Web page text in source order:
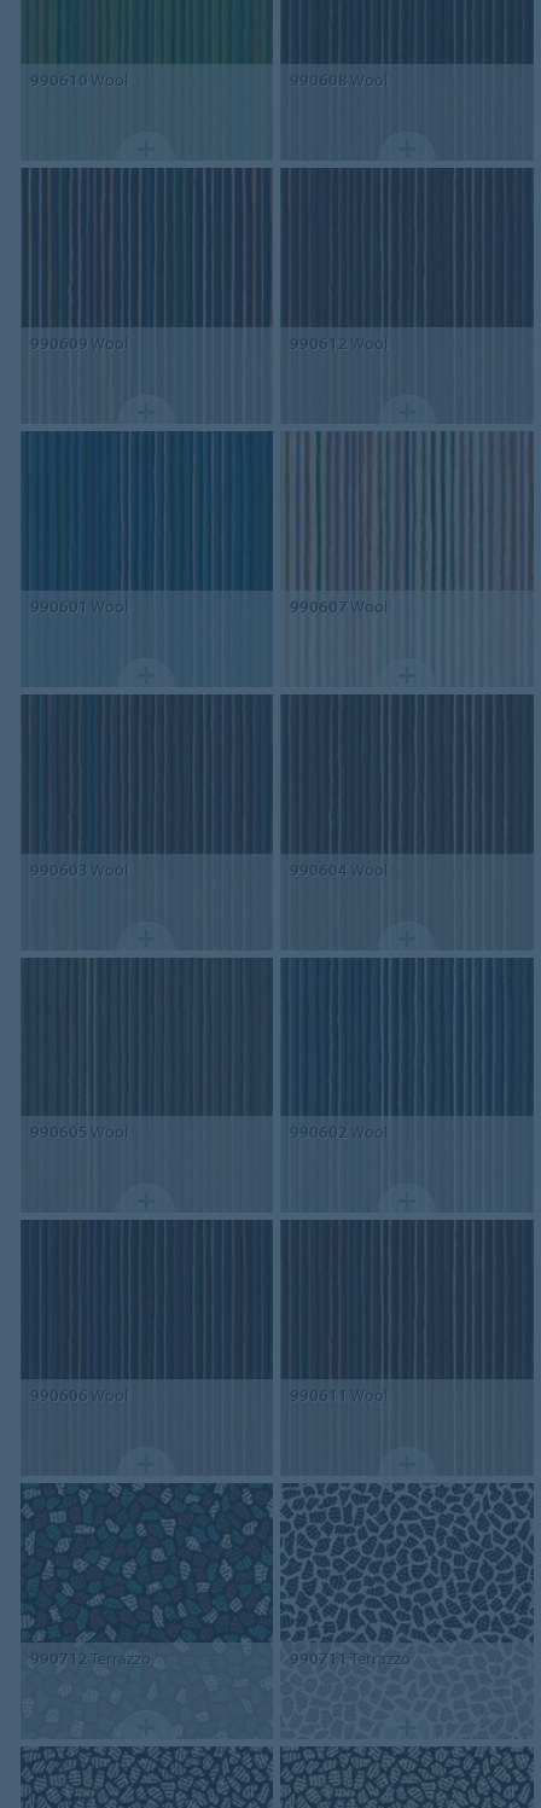
990610 Wool 990608 Wool
990609 Wool 990612 Wool
990601 Wool 990607 Wool
990603 Wool 990604 Wool
990605 Wool 990602 Wool
990606 Wool 990611 Wool
990712Terrazzo 990711 Terrazzo